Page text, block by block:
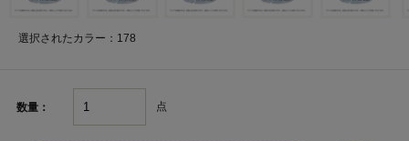
選択されたカラー：178
数量： 点